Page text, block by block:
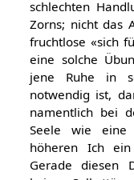
schlechten
Zorns; nicht das
fruchtlose «sich
eine solche
jene Ruhe in
notwendig ist,
namentlich bei
Seele wie eine
höheren Ich
Gerade diesen